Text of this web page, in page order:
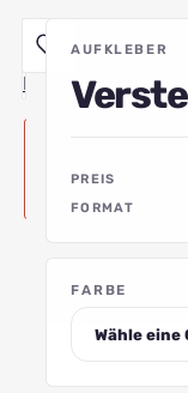
AUFKLEBER
PREIS
FORMAT
FARBE
Verstecktes